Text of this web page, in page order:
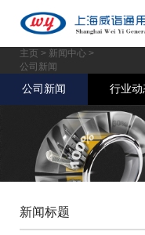
主页 > 新闻中心 >
公司新闻
公司新闻 行业动
新闻标题